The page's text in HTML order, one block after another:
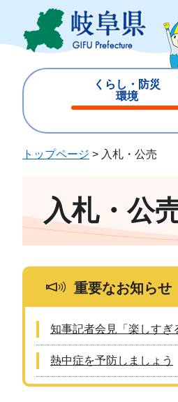
ジ
ュ
くらし・防災
環境
じ
トップページ > 入札・公売
入札・公
重要なお知らせ
知事記者会見「楽しすぎ
熱中症を予防しましょう